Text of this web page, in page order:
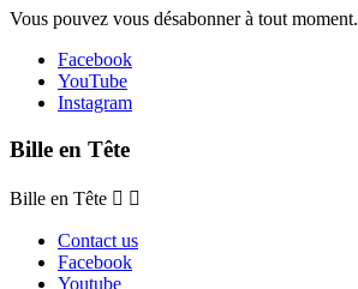
Vous pouvez vous désabonner à tout moment.
Facebook
YouTube
Instagram
Bille en Tête
Bille en Tête  
Contact us
Facebook
Youtube